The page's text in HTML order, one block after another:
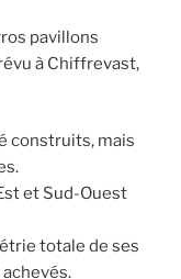
pavillons
à Chiffrevast,
construits, mais
et Sud-Ouest
totale de ses